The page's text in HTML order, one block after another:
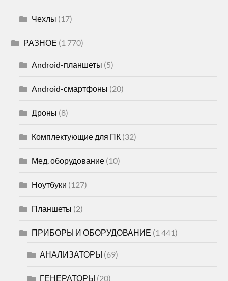
Чехлы (17)
РАЗНОЕ (1 770)
Android-планшеты (5)
Android-смартфоны (20)
Дроны (8)
Комплектующие для ПК (32)
Мед. оборудование (10)
Ноутбуки (127)
Планшеты (2)
ПРИБОРЫ И ОБОРУДОВАНИЕ (1 441)
АНАЛИЗАТОРЫ (69)
ГЕНЕРАТОРЫ (20)